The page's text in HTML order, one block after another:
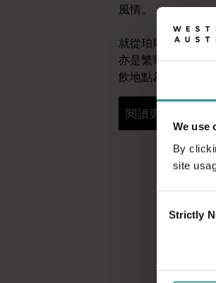
We use
By
site
Selection
Strictly
風情。
就從珀斯 (Perth)
亦是繁華熱鬧的文
飲地點為您寫下田
閱讀更多
閱讀更多